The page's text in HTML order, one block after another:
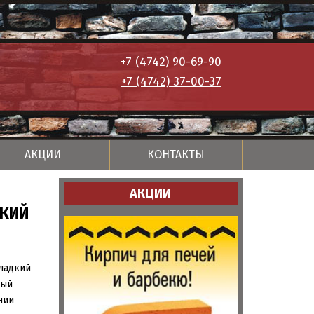
+7 (4742) 90-69-90
+7 (4742) 37-00-37
АКЦИИ КОНТАКТЫ
АКЦИИ